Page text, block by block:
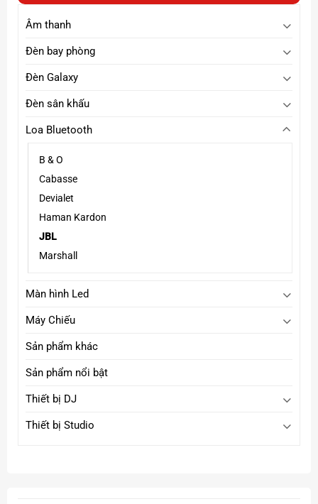
Micro không dây chất lượng cao
bắt giọng tốt, ít nhiễu, giúp hát karaoke mượt mà và ổn
định.
Âm thanh
Đèn bay phòng
Đèn Galaxy
Đèn sân khấu
Loa Bluetooth
B & O
Cabasse
Devialet
Haman Kardon
JBL
Marshall
Màn hình Led
Máy Chiếu
Sản phẩm khác
Sản phẩm nổi bật
Thiết bị DJ
Thiết bị Studio